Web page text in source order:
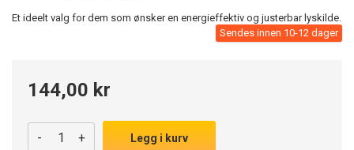
Et ideelt valg for dem som ønsker en energieffektiv og justerbar lyskilde.
Sendes innen 10-12 dager
144,00 kr
- + Legg i kurv